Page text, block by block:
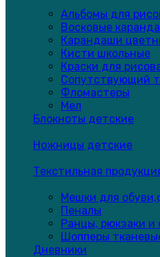
Альбомы для
Восковые
Карандаши
Кисти школьные
Краски для
Сопутствующий
Фломастеры
Мел
Блокноты детские
Ножницы детские
Текстильная
Мешки для
Пеналы
Ранцы, рюкзаки и
Шопперы
Дневники